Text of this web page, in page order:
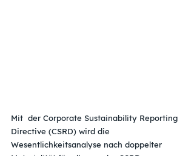
Mit  der Corporate Sustainability Reporting
Directive (CSRD) wird die
Wesentlichkeitsanalyse nach doppelter